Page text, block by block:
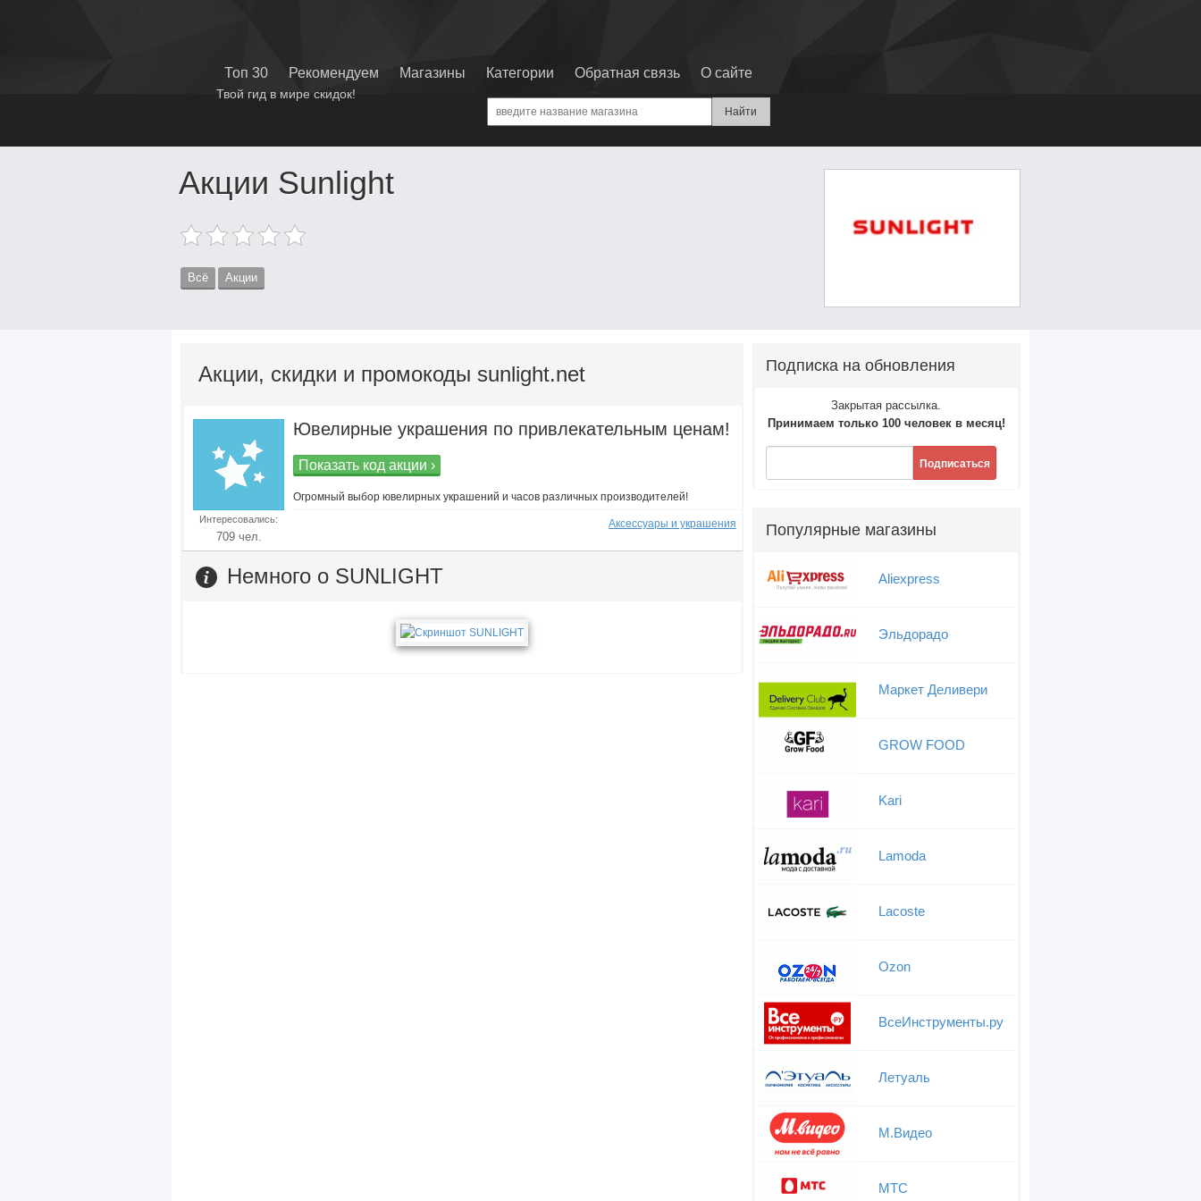
Твой гид в мире скидок!
Топ 30 Рекомендуем Магазины Категории Обратная связь О сайте
Акции Sunlight
Всё Акции
Акции, скидки и промокоды sunlight.net
Интересовались:
709 чел.
Ювелирные украшения по привлекательным ценам!
Показать код акции ›
Огромный выбор ювелирных украшений и часов различных производителей!
Аксессуары и украшения
Немного о SUNLIGHT
Подписка на обновления
Закрытая рассылка.
Принимаем только 100 человек в месяц!
Подписаться
Популярные магазины
Aliexpress
Эльдорадо
Маркет Деливери
GROW FOOD
Kari
Lamoda
Lacoste
Ozon
ВсеИнструменты.ру
Летуаль
М.Видео
МТС